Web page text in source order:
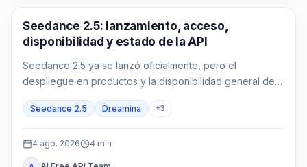
AI Video Generation
Seedance 2.5: lanzamiento, acceso,
disponibilidad y estado de la API
Seedance 2.5 ya se lanzó oficialmente, pero el
despliegue en productos y la disponibilidad general de
ruta.
Seedance 2.5 Dreamina +3
4 ago. 2026 4 min